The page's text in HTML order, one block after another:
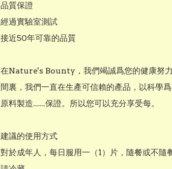
品質保證
經過實驗室測試
接近50年可靠的品質
在Nature's Bounty，我們竭誠爲您的健康努
間裏，我們一直在生產可信賴的產品，以科學
原料製造......保證。所以您可以充分享受每。
建議的使用方式
對於成年人，每日服用一（1）片，隨餐或不隨